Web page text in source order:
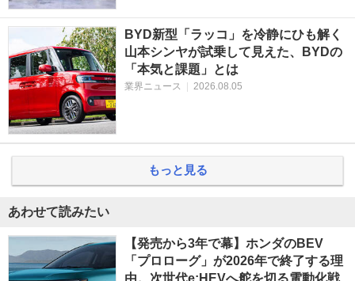
BYD新型「ラッコ」を冷静にひも解く
山本シンヤが試乗して見えた、BYDの
「本気と課題」とは
業界ニュース 2026.08.05
もっと見る
あわせて読みたい
【発売から3年で幕】ホンダのBEV
「プロローグ」が2026年で終了する理